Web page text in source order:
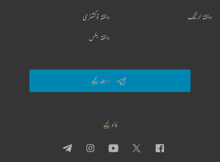
ریختہ ڈکشنری ریختہ لرننگ
ریختہ بکس
رابطہ کیجیے
فالو کیجیے